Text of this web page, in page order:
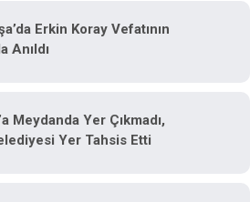
Erkin Koray Vefatının
Anıldı
Meydanda Yer Çıkmadı,
Yer Tahsis Etti